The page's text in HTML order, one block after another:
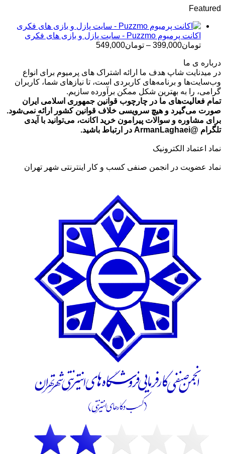
تومان699,000
Featured
اکانت پرمیوم Puzzmo - سایت پازل و بازی های فکری
تومان399,000
– تومان549,000
تا
تومان549,000
درباره ی ما
در میدنایت شاپ هدف ما ارائه اشتراک های پرمیوم برای انواع
وب‌سایت‌ها و برنامه‌های کاربردی است، تا نیازهای شما، کاربران
گرامی، را به بهترین شکل ممکن برآورده سازیم.
تمام فعالیت‌های ما در چارچوب قوانین جمهوری اسلامی ایران
صورت می‌گیرد و هیچ سرویسی خلاف قوانین کشور ارائه نمی‌شود.
برای مشاوره و سوالات پیرامون خرید اکانت، می‌توانید با آیدی
تلگرام @ArmanLaghaei در ارتباط باشید.
نماد اعتماد الکترونیک
نماد عضویت در انجمن صنفی کسب و کار اینترنتی شهر تهران